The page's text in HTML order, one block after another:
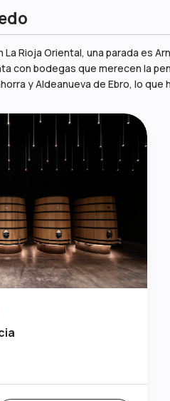
Rioja Oriental, una parada es
con bodegas que merecen la
y Aldeanueva de Ebro, lo